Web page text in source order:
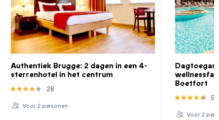
Authentiek Brugge: 2 dagen in een 4-
sterrenhotel in het centrum
28
Voor 2 personen
Boetfort
59
Voor 2